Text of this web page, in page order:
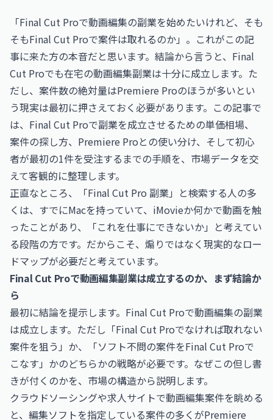
「Final Cut Proで動画編集の副業を始めたいけれど、そも
そもFinal Cut Proで案件は取れるのか」。これがこの記
事に来た方の本音だと思います。結論から言うと、Final
Cut Proでも在宅の動画編集副業は十分に成立します。た
だし、案件数の絶対量はPremiere Proのほうが多いとい
う現実は最初に押さえておく必要があります。この記事で
は、Final Cut Proで副業を成立させるための単価相場、
案件の探し方、Premiere Proとの使い分け、そして初心
者が最初の1件を受注するまでの手順を、市場データを交
えて客観的に整理します。
正直なところ、「Final Cut Pro 副業」と検索する人の多
くは、すでにMacを持っていて、iMovieか何かで動画を触
ったことがあり、「これを仕事にできないか」と考えてい
る段階の方です。だからこそ、煽りではなく現実的なロー
ドマップが必要だと考えています。
Final Cut Proで動画編集副業は成立するのか、まず結論か
ら
最初に結論を提示します。Final Cut Proで動画編集の副業
は成立します。ただし「Final Cut Proでなければ取れない
案件を狙う」か、「ソフト不問の案件をFinal Cut Proで
こなす」かのどちらかの戦略が必要です。なぜこの但し書
きが付くのかを、市場の構造から説明します。
クラウドソーシングや求人サイトで動画編集案件を眺める
と、編集ソフトを指定している案件の多くがPremiere